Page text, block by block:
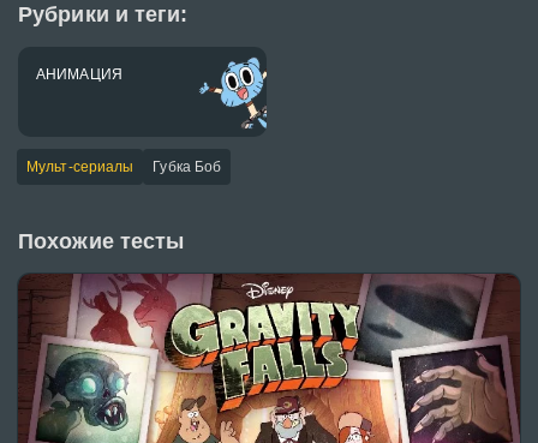
Рубрики и теги:
АНИМАЦИЯ
Мульт-сериалы Губка Боб
Похожие тесты